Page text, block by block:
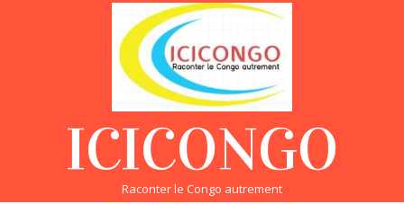
ICICONGO
Raconter le Congo autrement